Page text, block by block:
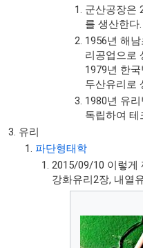
군산공장은
를 생산한다.
1956년 해
리공업으로
1979년 한
두산유리로
1980년 유
독립하여 테
유리
파단형태학
2015/09/10 이렇게
강화유리2장, 내열